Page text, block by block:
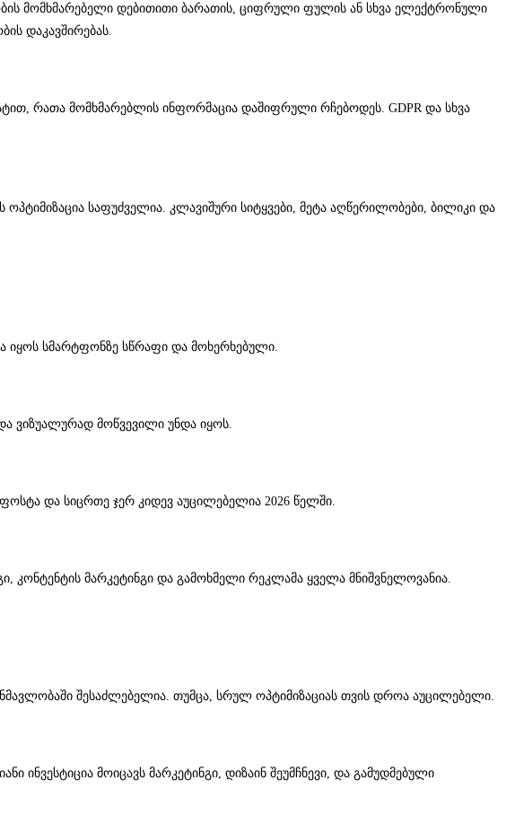
მომხმარებელი დებითითი ბარათის, ციფრული ფულის ან სხვა ელექტრონული
დაკავშირებას.
რათა მომხმარებლის ინფორმაცია დაშიფრული რჩებოდეს. GDPR და სხვა
ოპტიმიზაცია საფუძველია. კლავიშური სიტყვები, მეტა აღწერილობები, ბილიკი და
იყოს სმარტფონზე სწრაფი და მოხერხებული.
ვიზუალურად მოწვევილი უნდა იყოს.
და სიცრთე ჯერ კიდევ აუცილებელია 2026 წელში.
კონტენტის მარკეტინგი და გამოხმელი რეკლამა ყველა მნიშვნელოვანია.
შესაძლებელია. თუმცა, სრულ ოპტიმიზაციას თვის დროა აუცილებელი.
მოიცავს მარკეტინგი, დიზაინ შეუმჩნევი, და გამუდმებული